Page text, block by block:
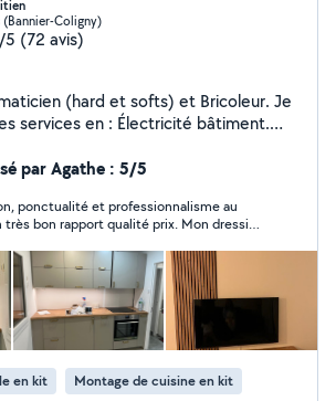
(Bannier-Coligny)
5 (72 avis)
(hard et softs) et Bricoleur. Je
services en : Électricité bâtiment.
Maintenance
softwares) Caméras de
intrusion, détection d'incendie.
de meubles. Installation des
et appliqué je pourrai mettre en
faire pour que votre installation soit
24/7 Appareillage (tableau de
de surveillance, DVR, micro
de mouvements, détecteurs de
interrupteur, éclairage ...)
par Agathe : 5/5
ponctualité et professionnalisme au
rapport qualité prix. Mon dressing
m’ont été donnés, pour un éventuel
prochain dressing. Je recommande ! Encore merci.
en kit Montage de cuisine en kit